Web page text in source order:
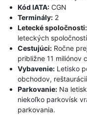
Kód IATA: CGN
Terminály: 2
Letecké spoločnosti:
leteckých
Cestujúci: Ročne
približne 11 miliónov
Vybavenie: Letisko
obchodov,
Parkovanie: Na
niekoľko parkovísk
parkovania.